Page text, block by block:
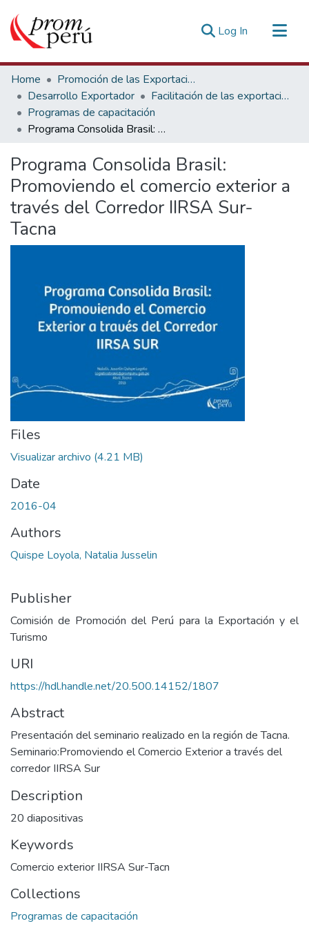
Log In (current)
Communities & Collections
All of DSpace
Statistics
Estadísticas Externas
Home
Promoción de las Exportaciones
Desarrollo Exportador
Facilitación de las exportaciones
Programas de capacitación
Programa Consolida Brasil: Promoviendo el comercio exterior a través del Corredor IIRSA Sur- Tacna
Programa Consolida Brasil:
Promoviendo el comercio exterior a
través del Corredor IIRSA Sur-
Tacna
Files
Visualizar archivo (4.21 MB)
Date
2016-04
Authors
Quispe Loyola, Natalia Jusselin
Publisher
Comisión de Promoción del Perú para la Exportación y el
Turismo
URI
https://hdl.handle.net/20.500.14152/1807
Abstract
Presentación del seminario realizado en la región de Tacna.
Seminario:Promoviendo el Comercio Exterior a través del
corredor IIRSA Sur
Description
20 diapositivas
Keywords
Comercio exterior IIRSA Sur-Tacn
Collections
Programas de capacitación